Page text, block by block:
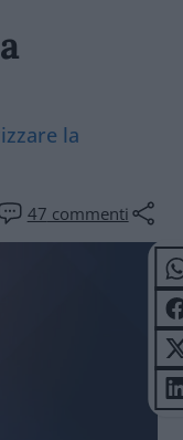
la
47 commenti